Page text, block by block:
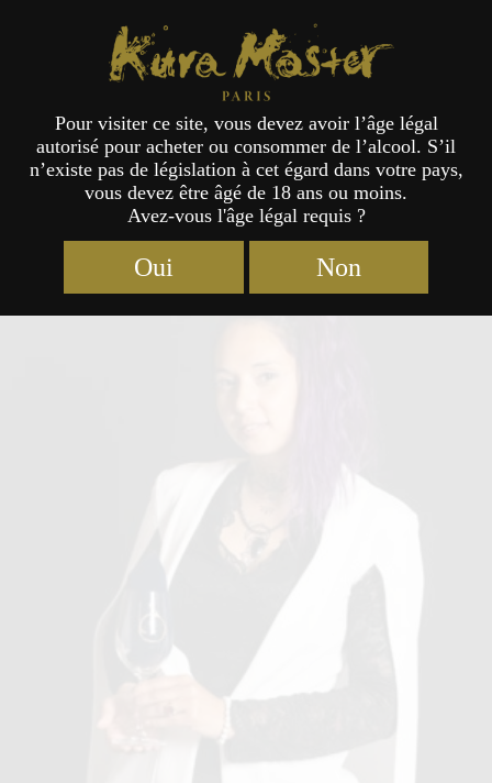
Jury
Kura Master Paris
Pour visiter ce site, vous devez avoir l’âge légal
autorisé pour acheter ou consommer de l’alcool. S’il
n’existe pas de législation à cet égard dans votre pays,
vous devez être âgé de 18 ans ou moins.
Avez-vous l'âge légal requis ?
Oui Non